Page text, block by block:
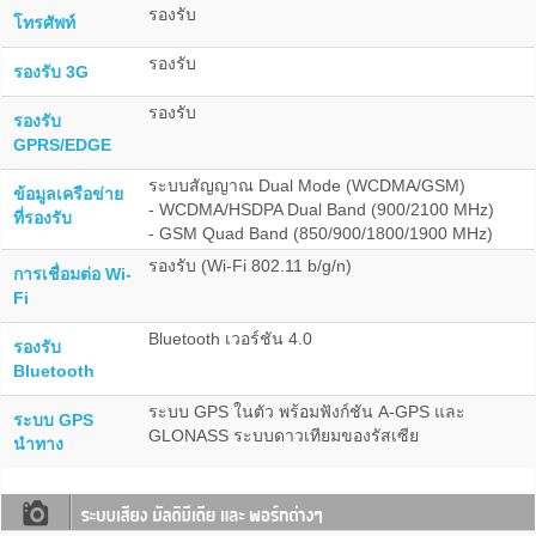
โทรศัพท์ รองรับ
รองรับ 3G รองรับ
รองรับ
GPRS/EDGE
รองรับ
ข้อมูลเครือข่าย
ที่รองรับ
ระบบสัญญาณ Dual Mode (WCDMA/GSM)
- WCDMA/HSDPA Dual Band (900/2100 MHz)
- GSM Quad Band (850/900/1800/1900 MHz)
การเชื่อมต่อ Wi-
Fi
รองรับ (Wi-Fi 802.11 b/g/n)
รองรับ
Bluetooth
Bluetooth เวอร์ชัน 4.0
ระบบ GPS
นำทาง
ระบบ GPS ในตัว พร้อมฟังก์ชัน A-GPS และ
GLONASS ระบบดาวเทียมของรัสเซีย